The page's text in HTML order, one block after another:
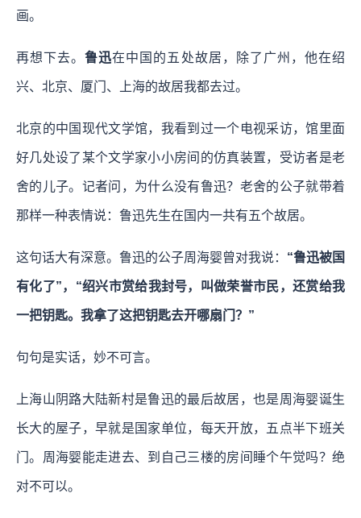
画。
再想下去。鲁迅在中国的五处故居，除了广州，他在绍
兴、北京、厦门、上海的故居我都去过。
北京的中国现代文学馆，我看到过一个电视采访，馆里面
好几处设了某个文学家小小房间的仿真装置，受访者是老
舍的儿子。记者问，为什么没有鲁迅？老舍的公子就带着
那样一种表情说：鲁迅先生在国内一共有五个故居。
这句话大有深意。鲁迅的公子周海婴曾对我说： “鲁迅被国
有化了”，“绍兴市赏给我封号，叫做荣誉市民，还赏给我
一把钥匙。我拿了这把钥匙去开哪扇门？”
句句是实话，妙不可言。
上海山阴路大陆新村是鲁迅的最后故居，也是周海婴诞生
长大的屋子，早就是国家单位，每天开放，五点半下班关
门。周海婴能走进去、到自己三楼的房间睡个午觉吗？绝
对不可以。